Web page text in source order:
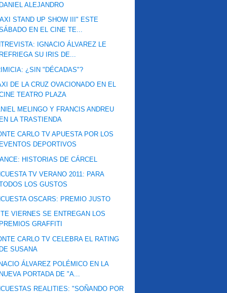
ALEJANDRO
STAND UP SHOW III" ESTE
EN EL CINE TE...
IGNACIO ÁLVAREZ LE
SU IRIS DE...
¿SIN "DÉCADAS"?
DE LA CRUZ OVACIONADO EN EL
TEATRO PLAZA
MELINGO Y FRANCIS ANDREU
LA TRASTIENDA
CARLO TV APUESTA POR LOS
DEPORTIVOS
HISTORIAS DE CÁRCEL
TV VERANO 2011: PARA
LOS GUSTOS
OSCARS: PREMIO JUSTO
VIERNES SE ENTREGAN LOS
GRAFFITI
CARLO TV CELEBRA EL RATING
SUSANA
ÁLVAREZ POLÉMICO EN LA
PORTADA DE "A...
REALITIES: "SOÑANDO POR